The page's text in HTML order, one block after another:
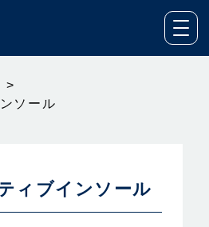
>
ソール
ィブインソール